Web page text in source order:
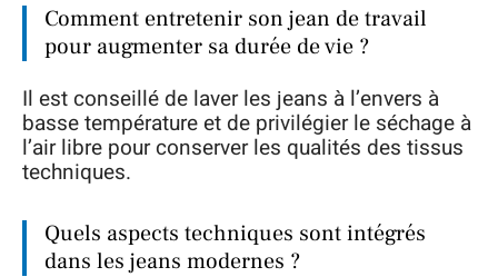
Comment entretenir son jean de travail
pour augmenter sa durée de vie ?
Il est conseillé de laver les jeans à l’envers à
basse température et de privilégier le séchage à
l’air libre pour conserver les qualités des tissus
techniques.
Quels aspects techniques sont intégrés
dans les jeans modernes ?